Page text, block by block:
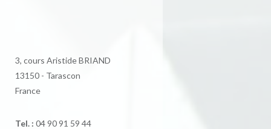
3, cours Aristide BRIAND
13150 - Tarascon
France
Tel. : 04 90 91 59 44